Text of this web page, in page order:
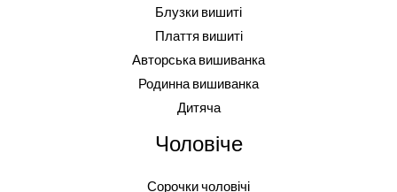
Блузки вишиті
Плаття вишиті
Авторська вишиванка
Родинна вишиванка
Дитяча
Чоловіче
Сорочки чоловічі